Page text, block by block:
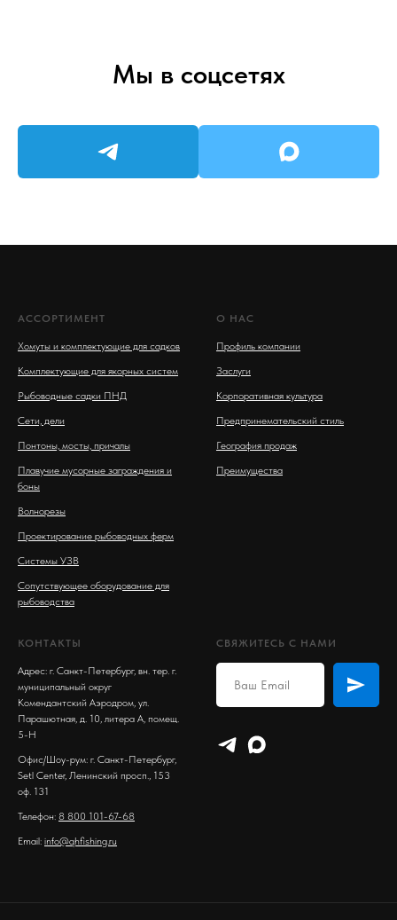
Мы в соцсетях
АССОРТИМЕНТ
Хомуты и комплектующие для садков
Комплектующие для якорных систем
Рыбоводные садки ПНД
Сети, дели
Понтоны, мосты, причалы
Плавучие мусорные заграждения и
боны
Волнорезы
Проектирование рыбоводных ферм
Системы УЗВ
Сопутствующее оборудование для
рыбоводства
О НАС
Профиль компании
Заслуги
Корпоративная культура
Предпринемательский стиль
География продаж
Преимущества
КОНТАКТЫ
Адрес: г. Санкт-Петербург, вн. тер. г.
муниципальный округ
Комендантский Аэродром, ул.
Парашютная, д. 10, литера А, помещ.
5-Н
Офис/Шоу-рум: г. Санкт-Петербург,
Setl Center, Ленинский просп., 153
оф. 131
Телефон: 8 800 101-67-68
Email: info@qhfishing.ru
СВЯЖИТЕСЬ С НАМИ